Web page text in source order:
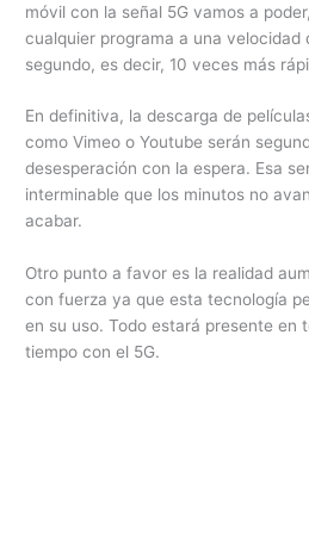
móvil con la señal 5G vamos a
cualquier programa a una velocidad
segundo, es decir, 10 veces más
En definitiva, la descarga de
como Vimeo o Youtube serán
desesperación con la espera. Esa
interminable que los minutos no
acabar.
Otro punto a favor es la realidad
con fuerza ya que esta tecnología
en su uso. Todo estará presente en
tiempo con el 5G.